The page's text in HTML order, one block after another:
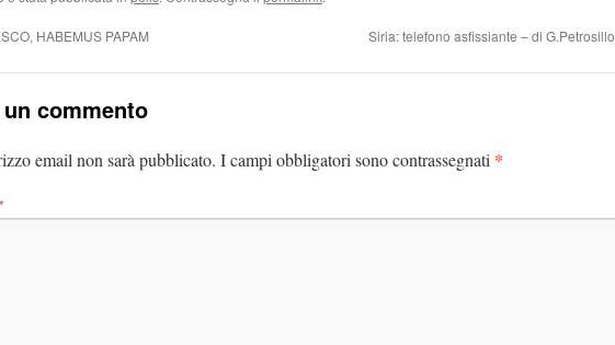
HABEMUS PAPAM Siria: telefono asfissiante – di G.Petrosillo
commento
email non sarà pubblicato. I campi obbligatori sono contrassegnati *
*